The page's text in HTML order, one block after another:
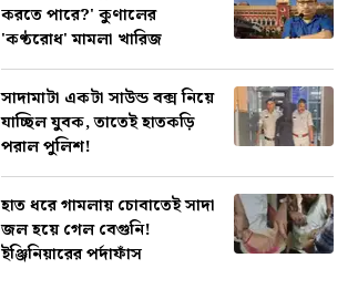
করতে পারে?' কুণালের
'কণ্ঠরোধ' মামলা খারিজ
সাদামাটা একটা সাউন্ড বক্স নিয়ে
যাচ্ছিল যুবক, তাতেই হাতকড়ি
পরাল পুলিশ!
হাত ধরে গামলায় চোবাতেই সাদা
জল হয়ে গেল বেগুনি!
ইঞ্জিনিয়ারের পর্দাফাঁস